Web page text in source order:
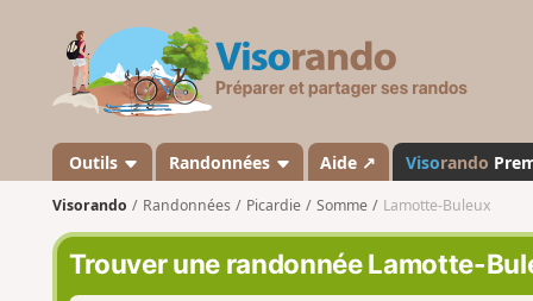
s
a
n
d
o
Outils Randonnées Aide ↗ Visorando
Visorando Randonnées Picardie Somme Lamotte-Buleux
Trouver une randonnée Lamotte-